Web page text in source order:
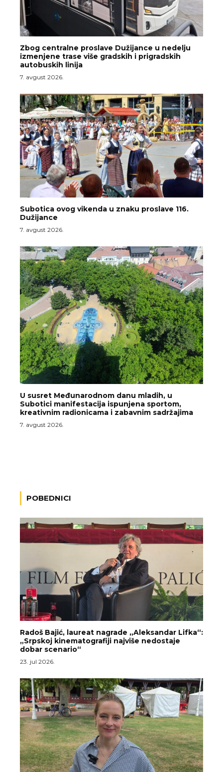
Zbog centralne proslave Dužijance u nedelju
izmenjene trase više gradskih i prigradskih
autobuskih linija
7. avgust 2026.
Subotica ovog vikenda u znaku proslave 116.
Dužijance
7. avgust 2026.
U susret Međunarodnom danu mladih, u
Subotici manifestacija ispunjena sportom,
kreativnim radionicama i zabavnim sadržajima
7. avgust 2026.
POBEDNICI
Radoš Bajić, laureat nagrade „Aleksandar Lifka“:
„Srpskoj kinematografiji najviše nedostaje
dobar scenario“
23. jul 2026.